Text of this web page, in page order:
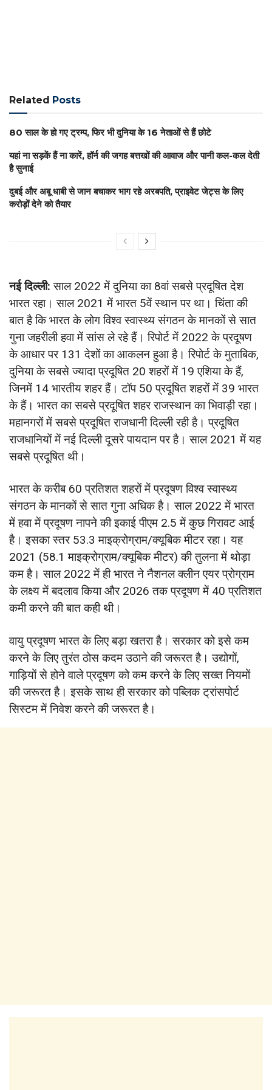
Related Posts
80 साल के हो गए ट्रम्प, फिर भी दुनिया के 16 नेताओं से हैं छोटे
यहां ना सड़कें हैं ना कारें, हॉर्न की जगह बत्तखों की आवाज और पानी कल-कल देती
है सुनाई
दुबई और अबू धाबी से जान बचाकर भाग रहे अरबपति, प्राइवेट जेट्स के लिए
करोड़ों देने को तैयार
नई दिल्ली: साल 2022 में दुनिया का 8वां सबसे प्रदूषित देश
भारत रहा। साल 2021 में भारत 5वें स्थान पर था। चिंता की
बात है कि भारत के लोग विश्व स्वास्थ्य संगठन के मानकों से सात
गुना जहरीली हवा में सांस ले रहे हैं। रिपोर्ट में 2022 के प्रदूषण
के आधार पर 131 देशों का आकलन हुआ है। रिपोर्ट के मुताबिक,
दुनिया के सबसे ज्यादा प्रदूषित 20 शहरों में 19 एशिया के हैं,
जिनमें 14 भारतीय शहर हैं। टॉप 50 प्रदूषित शहरों में 39 भारत
के हैं। भारत का सबसे प्रदूषित शहर राजस्थान का भिवाड़ी रहा।
महानगरों में सबसे प्रदूषित राजधानी दिल्ली रही है। प्रदूषित
राजधानियों में नई दिल्ली दूसरे पायदान पर है। साल 2021 में यह
सबसे प्रदूषित थी।
भारत के करीब 60 प्रतिशत शहरों में प्रदूषण विश्व स्वास्थ्य
संगठन के मानकों से सात गुना अधिक है। साल 2022 में भारत
में हवा में प्रदूषण नापने की इकाई पीएम 2.5 में कुछ गिरावट आई
है। इसका स्तर 53.3 माइक्रोग्राम/क्यूबिक मीटर रहा। यह
2021 (58.1 माइक्रोग्राम/क्यूबिक मीटर) की तुलना में थोड़ा
कम है। साल 2022 में ही भारत ने नैशनल क्लीन एयर प्रोग्राम
के लक्ष्य में बदलाव किया और 2026 तक प्रदूषण में 40 प्रतिशत
कमी करने की बात कही थी।
वायु प्रदूषण भारत के लिए बड़ा खतरा है। सरकार को इसे कम
करने के लिए तुरंत ठोस कदम उठाने की जरूरत है। उद्योगों,
गाड़ियों से होने वाले प्रदूषण को कम करने के लिए सख्त नियमों
की जरूरत है। इसके साथ ही सरकार को पब्लिक ट्रांसपोर्ट
सिस्टम में निवेश करने की जरूरत है।